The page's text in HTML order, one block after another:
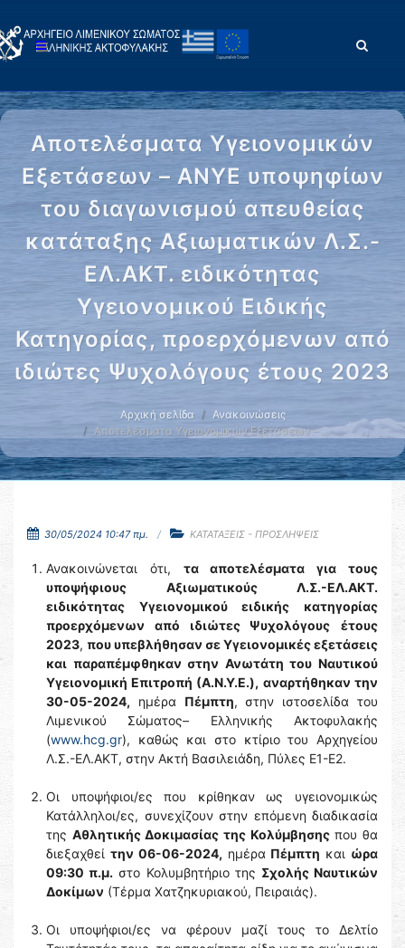
Αποτελέσματα Υγειονομικών
Εξετάσεων – ΑΝΥΕ υποψηφίων
του διαγωνισμού απευθείας
κατάταξης Αξιωματικών Λ.Σ.-
ΕΛ.ΑΚΤ. ειδικότητας
Υγειονομικού Ειδικής
Κατηγορίας, προερχόμενων από
ιδιώτες Ψυχολόγους έτους 2023
Αρχική σελίδα
Ανακοινώσεις
Αποτελέσματα Υγειονομικών Εξετάσεων – …
30/05/2024 10:47 πμ. ΚΑΤΑΤΑΞΕΙΣ - ΠΡΟΣΛΗΨΕΙΣ
Ανακοινώνεται ότι, τα αποτελέσματα για τους
υποψήφιους Αξιωματικούς Λ.Σ.-ΕΛ.ΑΚΤ.
ειδικότητας Υγειονομικού ειδικής κατηγορίας
προερχόμενων από ιδιώτες Ψυχολόγους
έτους
2023, που υπεβλήθησαν σε Υγειονομικές εξετάσεις
και παραπέμφθηκαν στην Ανωτάτη του Ναυτικού
Υγειονομική Επιτροπή (Α.Ν.Υ.Ε.), αναρτήθηκαν την
30-05-2024, ημέρα Πέμπτη, στην ιστοσελίδα του
Λιμενικού Σώματος– Ελληνικής Ακτοφυλακής
(www.hcg.gr), καθώς και στο κτίριο του Αρχηγείου
Λ.Σ.-ΕΛ.ΑΚΤ, στην Ακτή Βασιλειάδη, Πύλες Ε1-Ε2.
Οι υποψήφιοι/ες που κρίθηκαν ως υγειονομικώς
Κατάλληλοι/ες, συνεχίζουν στην επόμενη διαδικασία
της Αθλητικής Δοκιμασίας της Κολύμβησηςπου θα
διεξαχθεί την 06-06-2024, ημέρα Πέμπτη και ώρα
09:30 π.μ. στο Κολυμβητήριο της Σχολής Ναυτικών
Δοκίμων (Τέρμα Χατζηκυριακού, Πειραιάς).
Οι υποψήφιοι/ες να φέρουν μαζί τους το Δελτίο